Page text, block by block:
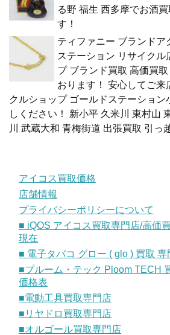
る野 福生 西多摩でお酒
す！
ティファニー ブランドア
ステーション リサイクル
プ ブランド買取 高価買
おります！ 安心してご来
クルショップ ゴールドステーション
しください！ 新小平 久米川 東村山
川 武蔵大和 青梅街道 出張買取 引っ
アイコス買取価格
店舗情報
プライバシーポリシーについて
■ iQOS アイコス買取専門店/高価
現在
■ 電子タバコ グロー ( glo ) 買取 専
■プルーム・テック Ploom TECH
価格表
■電動工具買取専門店
■リヤドロ買取専門店
■オルゴール買取専門店